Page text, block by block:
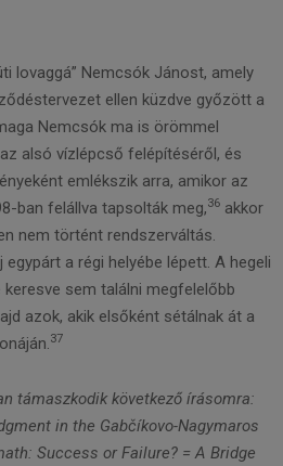
lovaggá” Nemcsók Jánost, amely
ellen küzdve győzött a
Nemcsók ma is örömmel
alsó vízlépcső felépítéséről, és
emlékszik arra, amikor az
ban felállva tapsolták meg,36 akkor
nem történt rendszerváltás.
a régi helyébe lépett. A hegeli
sem találni megfelelőbb
azok, akik elsőként sétálnak át a
37
támaszkodik következő írásomra:
in the Gabčíkovo-Nagymaros
Success or Failure? = A Bridge